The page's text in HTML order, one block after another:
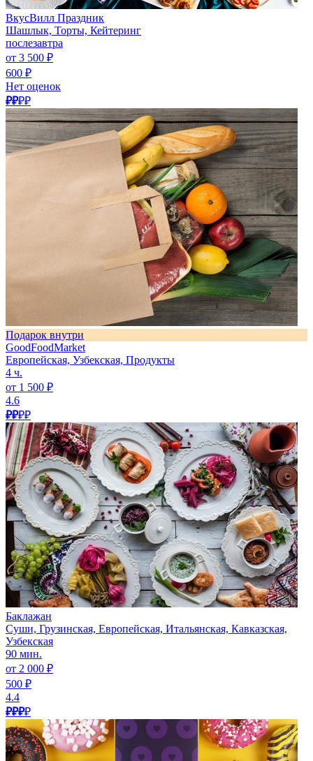
ВкусВилл Праздник
Шашлык, Торты, Кейтеринг
послезавтра
от 3 500 ₽
600 ₽
Нет оценок
₽₽₽₽
Подарок внутри
GoodFoodMarket
Европейская, Узбекская, Продукты
4 ч.
от 1 500 ₽
4.6
₽₽₽₽
Баклажан
Суши, Грузинская, Европейская, Итальянская, Кавказская,
Узбекская
90 мин.
от 2 000 ₽
500 ₽
4.4
₽₽₽₽